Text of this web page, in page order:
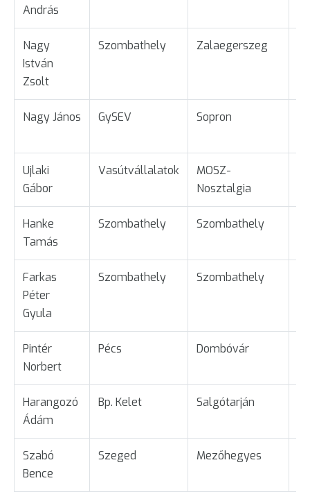
András
Nagy
István
Zsolt
Szombathely Zalaegerszeg
Nagy János GySEV Sopron
Ujlaki
Gábor
Vasútvállalatok
MOSZ-
Nosztalgia
Hanke
Tamás
Szombathely Szombathely
Farkas
Péter
Gyula
Szombathely Szombathely
Pintér
Norbert
Pécs Dombóvár
Harangozó
Ádám
Bp. Kelet Salgótarján
Szabó
Bence
Szeged Mezőhegyes